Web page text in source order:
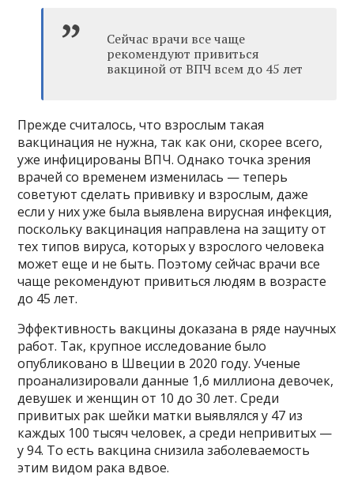
Сейчас врачи все чаще
рекомендуют привиться
вакциной от ВПЧ всем до 45 лет
Прежде считалось, что взрослым такая
вакцинация не нужна, так как они, скорее всего,
уже инфицированы ВПЧ. Однако точка зрения
врачей со временем изменилась — теперь
советуют сделать прививку и взрослым, даже
если у них уже была выявлена вирусная инфекция,
поскольку вакцинация направлена на защиту от
тех типов вируса, которых у взрослого человека
может еще и не быть. Поэтому сейчас врачи все
чаще рекомендуют привиться людям в возрасте
до 45 лет.
Эффективность вакцины доказана в ряде научных
работ. Так, крупное исследование было
опубликовано в Швеции в 2020 году. Ученые
проанализировали данные 1,6 миллиона девочек,
девушек и женщин от 10 до 30 лет. Среди
привитых рак шейки матки выявлялся у 47 из
каждых 100 тысяч человек, а среди непривитых —
у 94. То есть вакцина снизила заболеваемость
этим видом рака вдвое.